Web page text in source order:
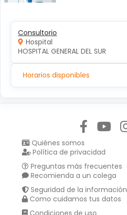
Consultorio
Hospital
HOSPITAL GENERAL DEL SUR
Horarios disponibles
Quiénes somos
Política de privacidad
Preguntas más frecuentes
Recomienda a un colega
Seguridad de la información
Como cuidamos tus datos
Condiciones de uso